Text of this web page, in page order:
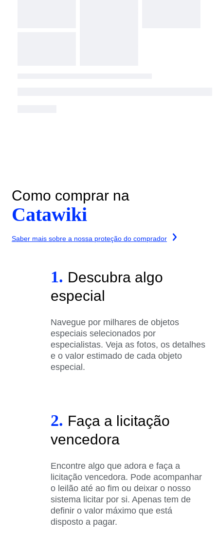
Como comprar na
Catawiki
Saber mais sobre a nossa proteção do comprador
1. Descubra algo
especial
Navegue por milhares de objetos
especiais selecionados por
especialistas. Veja as fotos, os detalhes
e o valor estimado de cada objeto
especial.
2. Faça a licitação
vencedora
Encontre algo que adora e faça a
licitação vencedora. Pode acompanhar
o leilão até ao fim ou deixar o nosso
sistema licitar por si. Apenas tem de
definir o valor máximo que está
disposto a pagar.